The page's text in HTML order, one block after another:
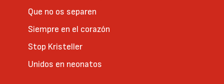
Que no os separen
Siempre en el corazón
Stop Kristeller
Unidos en neonatos